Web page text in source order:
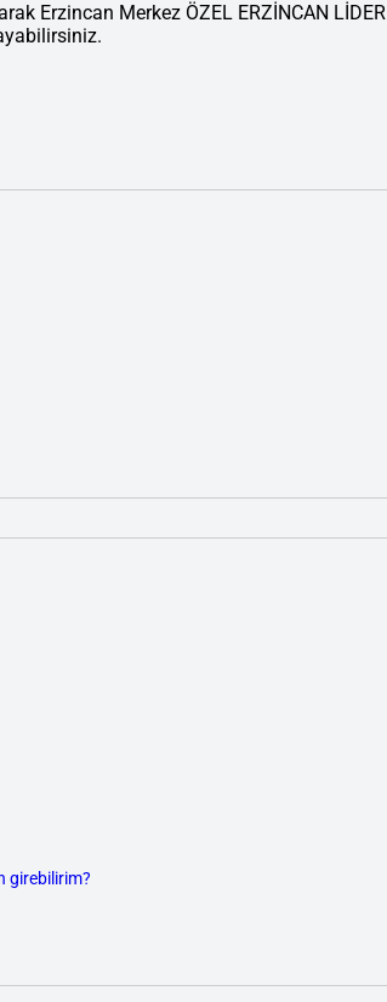
Erzincan Merkez ÖZEL ERZİNCAN LİDER
girebilirim?